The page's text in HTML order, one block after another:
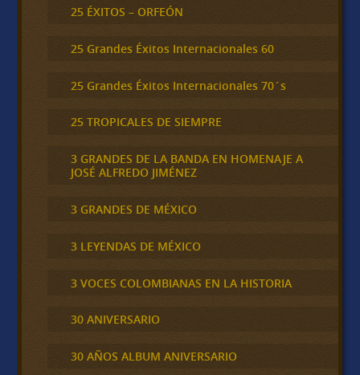
25 ÉXITOS – ORFEÓN
25 Grandes Éxitos Internacionales 60
25 Grandes Éxitos Internacionales 70´s
25 TROPICALES DE SIEMPRE
3 GRANDES DE LA BANDA EN HOMENAJE A
JOSÉ ALFREDO JIMÉNEZ
3 GRANDES DE MÉXICO
3 LEYENDAS DE MÉXICO
3 VOCES COLOMBIANAS EN LA HISTORIA
30 ANIVERSARIO
30 AÑOS ALBUM ANIVERSARIO